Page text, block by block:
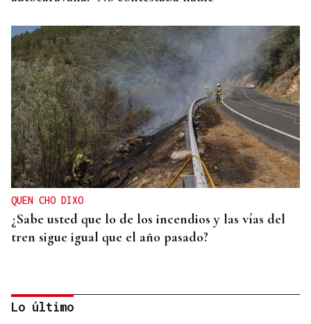
QUEN CHO DIXO
¿Sabe usted que lo de los incendios y las vías del
tren sigue igual que el año pasado?
Lo último